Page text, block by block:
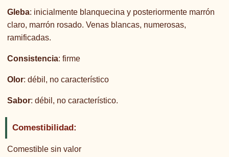
Gleba: inicialmente blanquecina y posteriormente marrón
claro, marrón rosado. Venas blancas, numerosas,
ramificadas.
Consistencia: firme
Olor: débil, no característico
Sabor: débil, no característico.
Comestibilidad:
Comestible sin valor